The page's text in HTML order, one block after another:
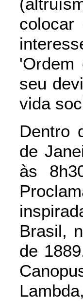
'Ordem
seu
vida
Dentro
de
às
Brasil,
de